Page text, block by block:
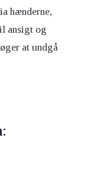
hænderne,
ansigt og
at undgå